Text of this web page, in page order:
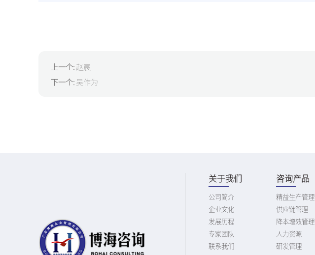
上一个:赵宸
下一个:吴作为
关于我们
公司简介
企业文化
发展历程
专家团队
联系我们
咨询产品
精益生产管理
供应链管理
降本增效管理
人力资源
研发管理